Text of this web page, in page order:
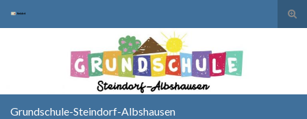
Search for:
Grundschule-Steindorf-Albshausen